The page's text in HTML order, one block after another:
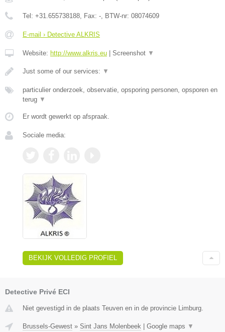
Tel: +31.655738188 , Fax: - , BTW-nr: 08074609
E-mail › Detective ALKRIS
Website: http://www.alkris.eu Screenshot ▼
Just some of our services: ▼
particulier onderzoek, observatie, opsporing personen, opsporen en
terug ▼
Er wordt gewerkt op afspraak.
Sociale media:
BEKIJK VOLLEDIG PROFIEL
Detective Privé ECI
Niet gevestigd in de plaats Teuven en in de provincie Limburg.
Brussels-Gewest » Sint Jans Molenbeek Google maps ▼